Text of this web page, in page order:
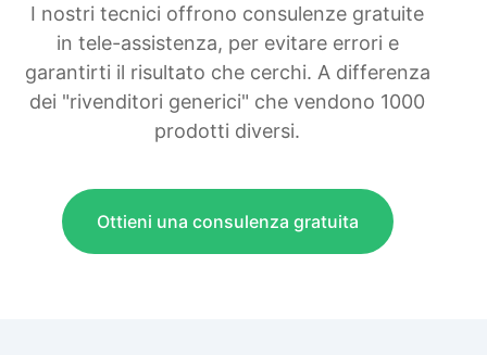
I nostri tecnici offrono consulenze gratuite
in tele-assistenza, per evitare errori e
garantirti il risultato che cerchi. A differenza
dei "rivenditori generici" che vendono 1000
prodotti diversi.
Ottieni una consulenza gratuita